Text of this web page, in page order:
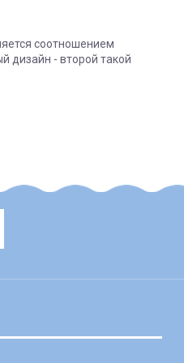
соотношением
дизайн - второй такой
та адресну
та/або хутряні